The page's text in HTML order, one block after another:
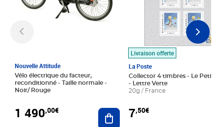
Nouvelle Attitude
Vélo électrique du facteur,
reconditionné - Taille normale -
Noir/ Rouge
1 490,00€ Ajouter au panier
Livraison offerte
La Poste
Collector 4 timbres - Le Petit
- Lettre Verte
20g / France
7,50€